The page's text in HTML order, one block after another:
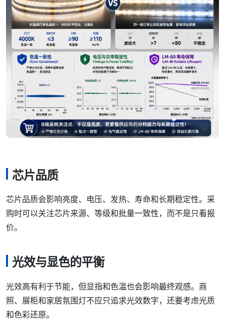
芯片品质
芯片品质会影响亮度、电压、发热、寿命和长期稳定性。采
购时可以关注芯片来源、等级和批量一致性，而不是只看报
价。
光效与显色的平衡
光效高有利于节能，但显指和色温也会影响最终观感。商
照、展柜和家居氛围灯不应只追求光效数字，还要考虑光质
和色彩还原。